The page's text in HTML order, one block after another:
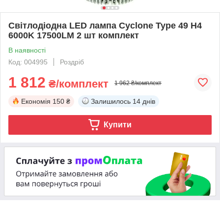
Світлодіодна LED лампа Cyclone Type 49 H4
6000K 17500LM 2 шт комплект
В наявності
Код: 004995
Роздріб
1 812 ₴/комплект 1 962 ₴/комплект
Економія 150 ₴ Залишилось 14 днів
Купити